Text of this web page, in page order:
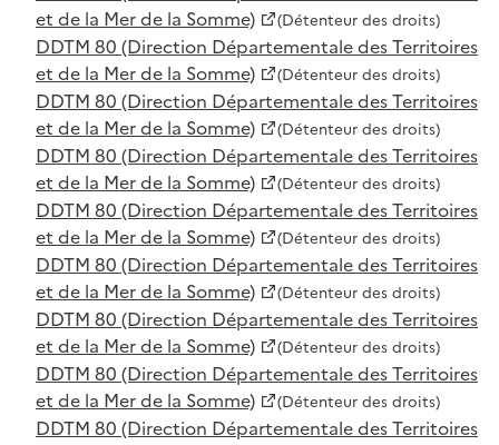
et de la Mer de la Somme)
(Détenteur des droits)
DDTM 80 (Direction Départementale des Territoires
et de la Mer de la Somme)
(Détenteur des droits)
DDTM 80 (Direction Départementale des Territoires
et de la Mer de la Somme)
(Détenteur des droits)
DDTM 80 (Direction Départementale des Territoires
et de la Mer de la Somme)
(Détenteur des droits)
DDTM 80 (Direction Départementale des Territoires
et de la Mer de la Somme)
(Détenteur des droits)
DDTM 80 (Direction Départementale des Territoires
et de la Mer de la Somme)
(Détenteur des droits)
DDTM 80 (Direction Départementale des Territoires
et de la Mer de la Somme)
(Détenteur des droits)
DDTM 80 (Direction Départementale des Territoires
et de la Mer de la Somme)
(Détenteur des droits)
DDTM 80 (Direction Départementale des Territoires